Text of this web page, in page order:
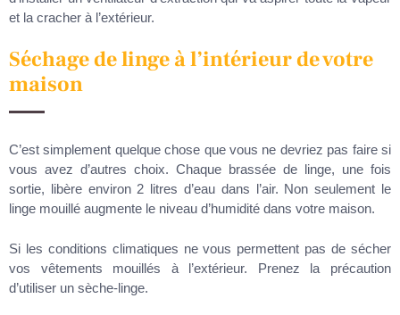
et la cracher à l’extérieur.
Séchage de linge à l’intérieur de votre
maison
C’est simplement quelque chose que vous ne devriez pas faire si
vous avez d’autres choix. Chaque brassée de linge, une fois
sortie, libère environ 2 litres d’eau dans l’air. Non seulement le
linge mouillé augmente le niveau d’humidité dans votre maison.
Si les conditions climatiques ne vous permettent pas de sécher
vos vêtements mouillés à l’extérieur. Prenez la précaution
d’utiliser un sèche-linge.